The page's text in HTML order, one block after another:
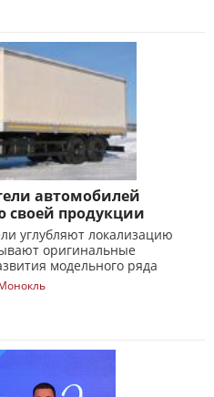
автомобилей
своей продукции
углубляют локализацию
оригинальные
модельного ряда